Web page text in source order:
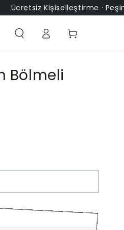
Kişiselleştirme · Peşin
Sepet
Bölmeli